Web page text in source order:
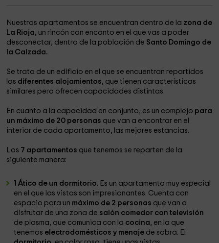
Nuestros apartamentos se encuentran dentro de la zona de
La Rioja, un rincón con encanto en el que vas a poder
desconectar, dentro de la población de Santo Domingo de
la Calzada.
Se trata de un edificio en el que se encuentran repartidos
los diferentes alojamientos, que tienen características
similares pero ofrecen capacidades distintas.
En cuanto a la capacidad en conjunto, es un complejo para
un máximo de 20 personas que van a encontrar en el
interior de cada apartamento, las mejores estancias.
Los 7 apartamentos que tenemos se reparten de la
siguiente manera:
1 Ático de un dormitorio. Es un apartamento muy especial
en el que las vistas son impresionantes. Cuenta con
espacio para un máximo de 2 personas que van a
disfrutar de una zona de salón comedor con televisión
de plasma, que comunica con la cocina, en la que
tenemos electrodomésticos y menaje de sobra. El